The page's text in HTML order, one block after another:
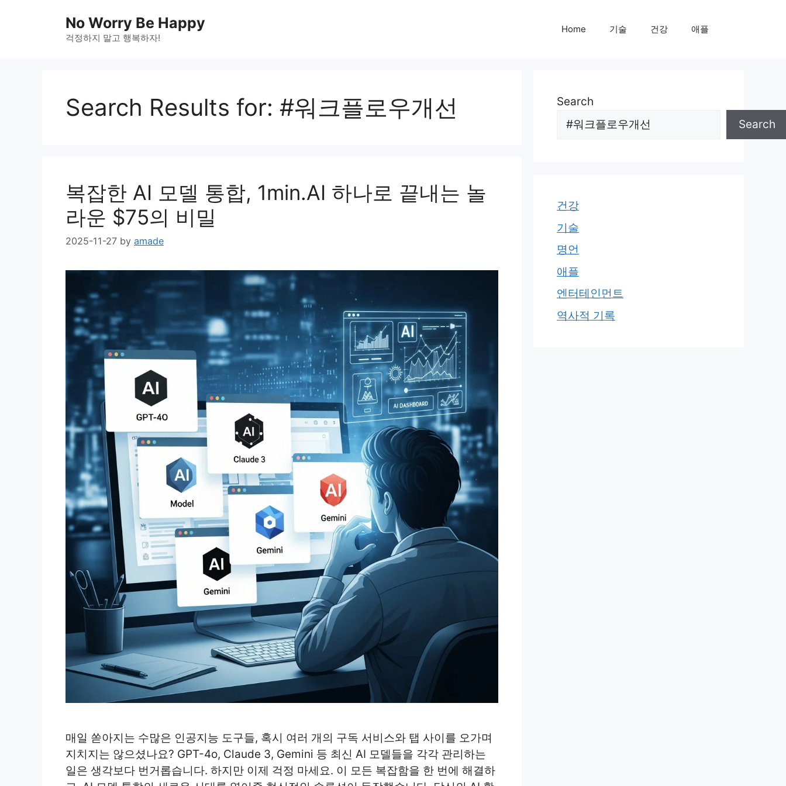
No Worry Be Happy
걱정하지 말고 행복하자!
Home 기술 건강 애플
Search Results for: #워크플로우개선
복잡한 AI 모델 통합, 1min.AI 하나로 끝내는 놀
라운 $75의 비밀
2025-11-27 by amade
매일 쏟아지는 수많은 인공지능 도구들, 혹시 여러 개의 구독 서비스와 탭 사이를 오가며
지치지는 않으셨나요? GPT-4o, Claude 3, Gemini 등 최신 AI 모델들을 각각 관리하는
일은 생각보다 번거롭습니다. 하지만 이제 걱정 마세요. 이 모든 복잡함을 한 번에 해결하
Search
Search
건강
기술
명언
애플
엔터테인먼트
역사적 기록